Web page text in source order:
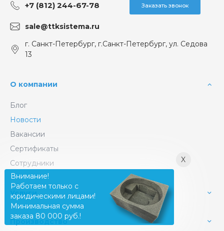
+7 (812) 244-67-78 Заказать звонок
sale@ttksistema.ru
г. Санкт-Петербург, г.Санкт-Петербург, ул. Седова
13
О компании
Блог
Новости
Вакансии
Сертификаты
Сотрудники
Услуги
Производство
X
Внимание!
Работаем только с
юридическими лицами!
Минимальная сумма
заказа 80 000 руб.!